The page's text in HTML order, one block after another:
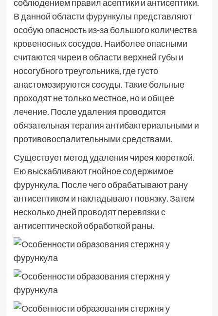
соблюдением правил асептики и антисептики.
В данной области фурункулы представляют
особую опасность из-за большого количества
кровеносных сосудов. Наиболее опасными
считаются чиреи в области верхней губы и
носогубного треугольника, где густо
анастомозируются сосуды. Такие больные
проходят не только местное, но и общее
лечение. После удаления проводится
обязательная терапия антибактериальными и
противовоспалительными средствами.
Существует метод удаления чирея кюреткой.
Ею выскабливают гнойное содержимое
фурункула. После чего обрабатывают рану
антисептиком и накладывают повязку. Затем
несколько дней проводят перевязки с
антисептической обработкой раны.